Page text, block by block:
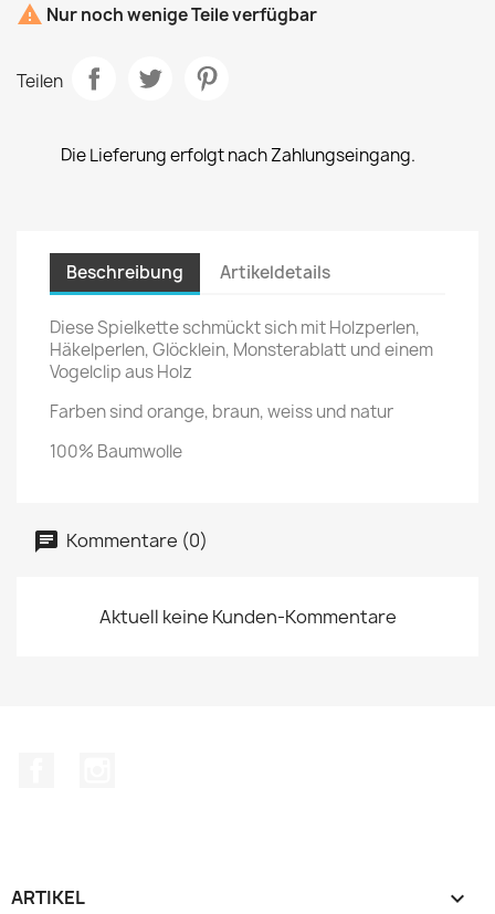
 Nur noch wenige Teile verfügbar
Teilen
Die Lieferung erfolgt nach Zahlungseingang.
Beschreibung Artikeldetails
Diese Spielkette schmückt sich mit Holzperlen,
Häkelperlen, Glöcklein, Monsterablatt und einem
Vogelclip aus Holz
Farben sind orange, braun, weiss und natur
100% Baumwolle
Kommentare (0)
Aktuell keine Kunden-Kommentare
ARTIKEL 